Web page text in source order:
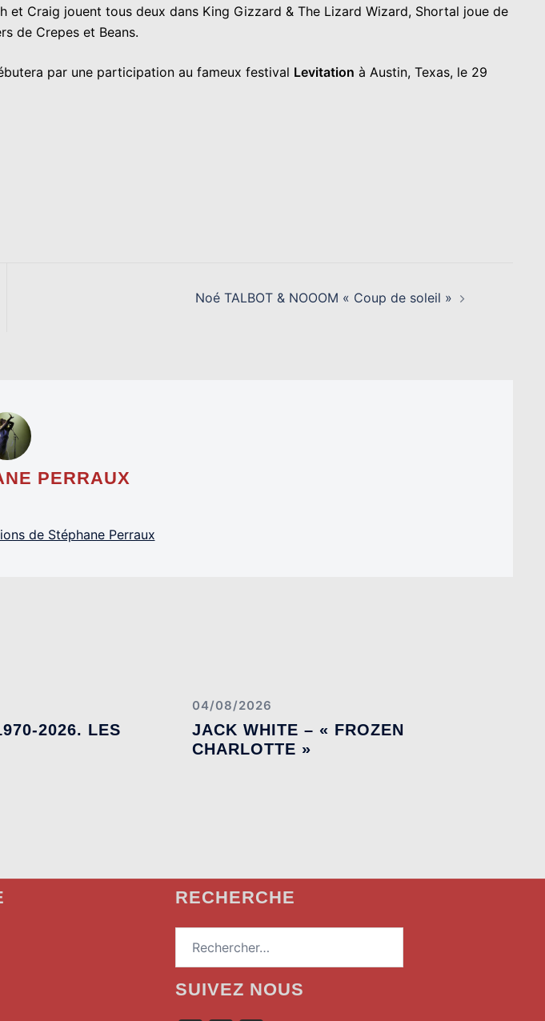
et Craig jouent tous deux dans King Gizzard & The Lizard Wizard, Shortal joue de
de Crepes et Beans.
par une participation au fameux festival Levitation à Austin, Texas, le 29
Noé TALBOT & NOOOM « Coup de soleil »
PERRAUX
de Stéphane Perraux
2026. LES
04/08/2026
JACK WHITE – « FROZEN
CHARLOTTE »
RECHERCHE
SUIVEZ NOUS